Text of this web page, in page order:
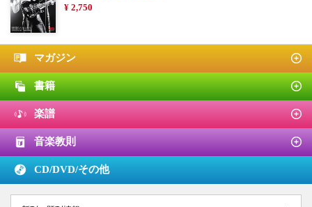
¥ 2,750
マガジン
書籍
楽譜
音楽教則
CD/DVD/その他